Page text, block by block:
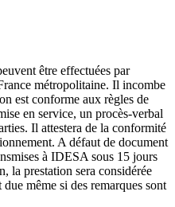
être effectuées par
métropolitaine. Il incombe
est conforme aux règles de
en service, un procès-verbal
Il attestera de la conformité
A défaut de document
à IDESA sous 15 jours
la prestation sera considérée
même si des remarques sont